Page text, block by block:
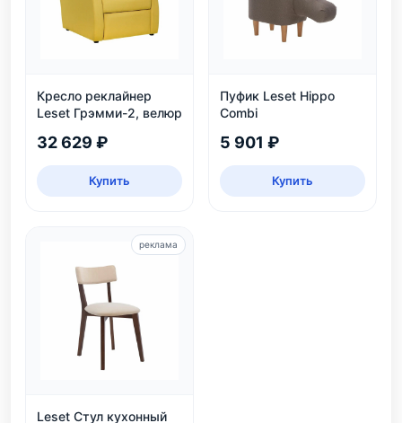
Кресло реклайнер
Leset Грэмми-2, велюр
32 629 ₽
Купить
Пуфик Leset Hippo
Combi
5 901 ₽
Купить
Leset Стул кухонный
реклама